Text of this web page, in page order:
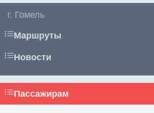
г. Гомель
Маршруты
Новости
Пассажирам